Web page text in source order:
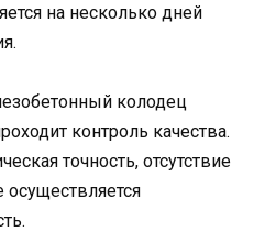
на несколько дней
колодец
контроль качества.
точность, отсутствие